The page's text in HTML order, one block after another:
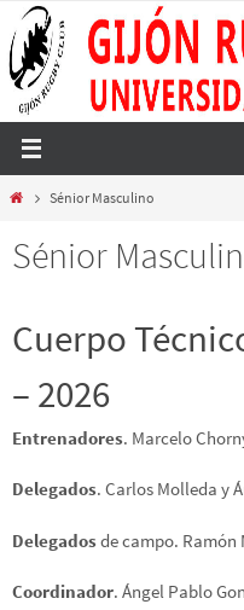
al
contenido
InicioSénior Masculino
Sénior
Cuerpo
– 2026
Entrenadores. Marcelo
Delegados. Carlos Molleda y
Delegados de campo.
Coordinador. Ángel Pablo